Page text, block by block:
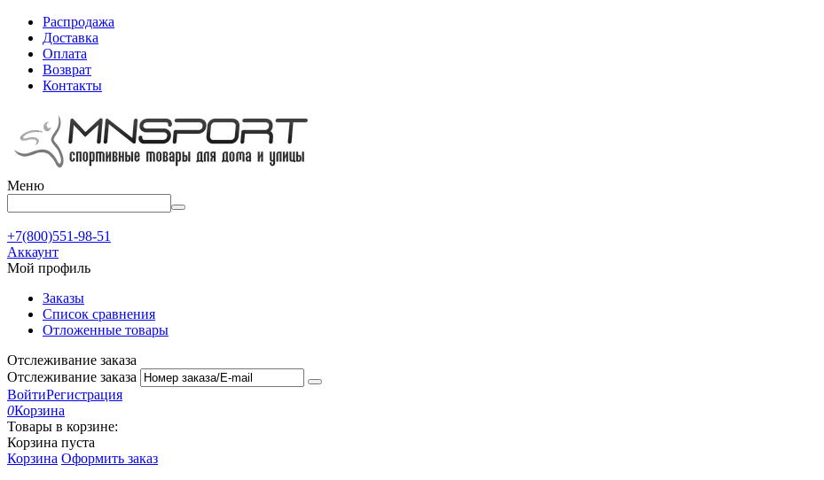
Распродажа
Доставка
Оплата
Возврат
Контакты
Меню
+7(800)551-98-51
Аккаунт
Мой профиль
Заказы
Список сравнения
Отложенные товары
Отслеживание заказа
Отслеживание заказа
ВойтиРегистрация
0Корзина
Товары в корзине:
Корзина пуста
Корзина Оформить заказ